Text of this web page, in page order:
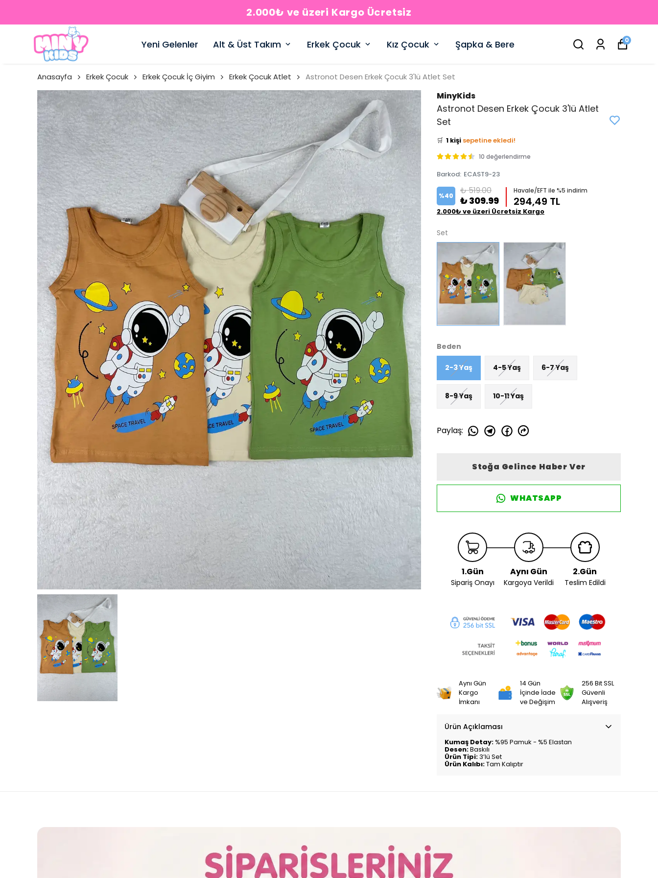
2.000₺ ve üzeri Kargo Ücretsiz
Yeni Gelenler Alt & Üst Takım Erkek Çocuk Kız Çocuk Şapka & Bere 0
Anasayfa Erkek Çocuk Erkek Çocuk İç Giyim Erkek Çocuk Atlet Astronot Desen Erkek Çocuk 3'lü Atlet Set
MinyKids
Astronot Desen Erkek Çocuk 3'lü Atlet
Set
👀 Şu an
🛒 1 kişi sepetine ekledi!
✅
Bugün 0 adet10 değerlendirme
Barkod: ECAST9-23
%40 ₺ 519.00
₺ 309.99
Havale/EFT ile %5 indirim
294,49 TL
2.000₺ ve üzeri Ücretsiz Kargo
Set
Beden
2-3 Yaş 4-5 Yaş 6-7 Yaş
8-9 Yaş 10-11 Yaş
Paylaş:
Stoğa Gelince Haber Ver
WHATSAPP
1.Gün
Sipariş Onayı
Aynı Gün
Kargoya Verildi
2.Gün
Teslim Edildi
Aynı Gün
Kargo
İmkanı
14 Gün
İçinde İade
ve Değişim
256 Bit SSL
Güvenli
Alışveriş
Ürün Açıklaması
Kumaş Detay:%95 Pamuk - %5 Elastan
Desen:Baskılı
Ürün Tipi:3’lü Set
Ürün Kalıbı:Tam Kalıptır